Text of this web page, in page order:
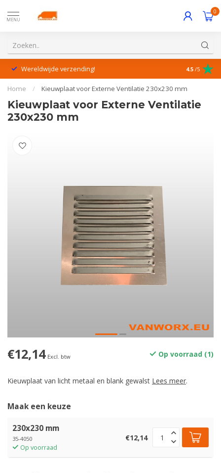
MENU
0
Wereldwijde verzending! 4.5 /5
Home / Kieuwplaat voor Externe Ventilatie 230x230 mm
Kieuwplaat voor Externe Ventilatie
230x230 mm
€12,14 Excl. btw Op voorraad (1)
Kieuwplaat van licht metaal en blank gewalst Lees meer.
Maak een keuze
230x230 mm
35-4050
Op voorraad
€12,14